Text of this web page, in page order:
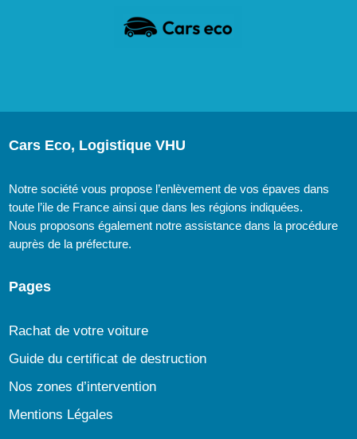
Cars Eco, Logistique VHU
Notre société vous propose l’enlèvement de vos épaves dans
toute l’ile de France ainsi que dans les régions indiquées.
Nous proposons également notre assistance dans la procédure
auprès de la préfecture.
Pages
Rachat de votre voiture
Guide du certificat de destruction
Nos zones d’intervention
Mentions Légales